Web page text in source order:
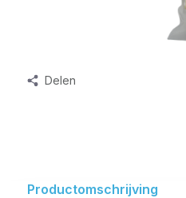
Delen
Productomschrijving